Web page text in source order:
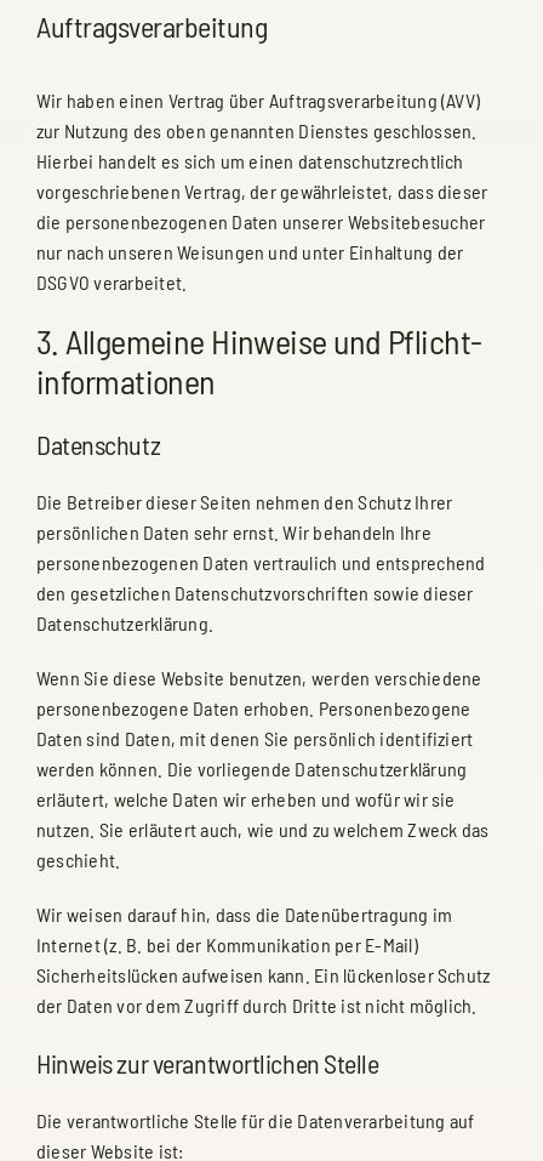
Auftragsverarbeitung
Wir haben einen Vertrag über Auftragsverarbeitung (AVV)
zur Nutzung des oben genannten Dienstes geschlossen.
Hierbei handelt es sich um einen datenschutzrechtlich
vorgeschriebenen Vertrag, der gewährleistet, dass dieser
die personenbezogenen Daten unserer Websitebesucher
nur nach unseren Weisungen und unter Einhaltung der
DSGVO verarbeitet.
3. Allgemeine Hinweise und Pflicht­
informationen
Datenschutz
Die Betreiber dieser Seiten nehmen den Schutz Ihrer
persönlichen Daten sehr ernst. Wir behandeln Ihre
personenbezogenen Daten vertraulich und entsprechend
den gesetzlichen Datenschutzvorschriften sowie dieser
Datenschutzerklärung.
Wenn Sie diese Website benutzen, werden verschiedene
personenbezogene Daten erhoben. Personenbezogene
Daten sind Daten, mit denen Sie persönlich identifiziert
werden können. Die vorliegende Datenschutzerklärung
erläutert, welche Daten wir erheben und wofür wir sie
nutzen. Sie erläutert auch, wie und zu welchem Zweck das
geschieht.
Wir weisen darauf hin, dass die Datenübertragung im
Internet (z. B. bei der Kommunikation per E-Mail)
Sicherheitslücken aufweisen kann. Ein lückenloser Schutz
der Daten vor dem Zugriff durch Dritte ist nicht möglich.
Hinweis zur verantwortlichen Stelle
Die verantwortliche Stelle für die Datenverarbeitung auf
dieser Website ist: